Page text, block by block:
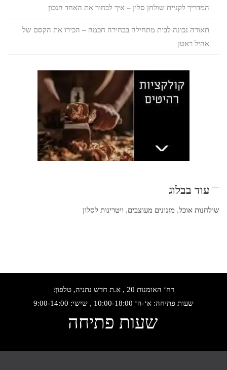
המדריך לקניית שולחן סלון – איך לבחור את האחד הנכון
תאורה נכונה לבית מתחילה בבחירה חכמה – הכירו את הקסם של
אהיל ראטן
עוד בבלוג
שולחנות אוכל, מזנונים מעוצבים, ויטרינות לסלון
רח‘ האומנות 20 , א.ת חדש נתניה, טלפון:
שעות פתיחה: א‘-ה‘ 10:00-18:00 , שישי: 9:00-14:00
שעות פתיחה